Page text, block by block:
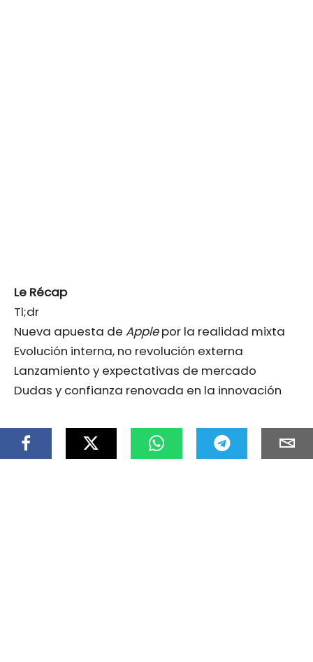
Le Récap
Tl;dr
Nueva apuesta de Applepor la realidad mixta
Evolución interna, no revolución externa
Lanzamiento y expectativas de mercado
Dudas y confianza renovada en la innovación